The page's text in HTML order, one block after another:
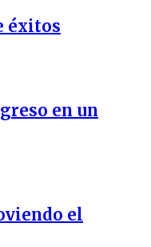
éxitos
en un
el